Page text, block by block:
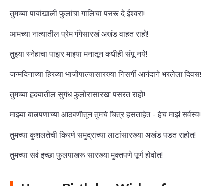
तुमच्या पायांखाली फुलांचा गालिचा पसरू दे ईश्वरा!
आमच्या नात्यातील प्रेम गंगेसारखं अखंड वाहत राहो!
तुझ्या स्नेहाचा पाझर माझ्या मनातून कधीही संपू नये!
जन्मदिनाच्या हिरव्या भाजीपाल्यासारख्या निसर्गी आनंदाने भरलेला दिवस!
तुमच्या हृदयातील सुगंध फुलोरासारखा पसरत राहो!
माझ्या बालपणाच्या आठवणीतून तुमचे चित्र हसताहेत - हेच माझं सर्वस्व!
तुमच्या कुशलतेची किरणे समुद्राच्या लाटांसारख्या अखंड पडत राहोत!
तुमच्या सर्व इच्छा फुलपाखरू सारख्या मुक्तपणे पूर्ण होवोत!